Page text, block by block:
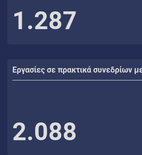
1.287
Εργασίες σε πρακτικά συνεδρίων
2.088